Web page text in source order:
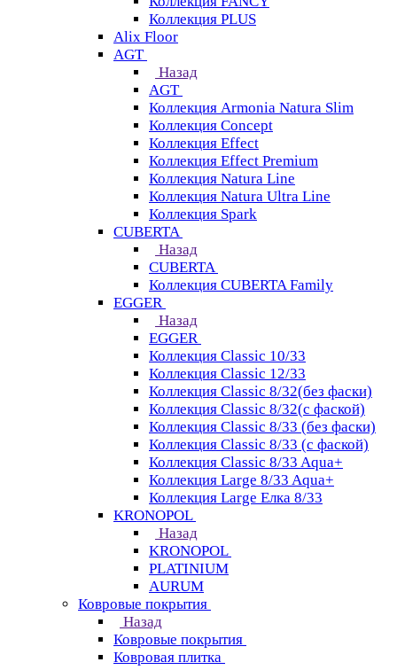
Коллекция PLUS
Alix Floor
AGT
Назад
AGT
Коллекция Armonia Natura Slim
Коллекция Concept
Коллекция Effect
Коллекция Effect Premium
Коллекция Natura Line
Коллекция Natura Ultra Line
Коллекция Spark
CUBERTA
Назад
CUBERTA
Коллекция CUBERTA Family
EGGER
Назад
EGGER
Коллекция Classic 10/33
Коллекция Classic 12/33
Коллекция Classic 8/32(без фаски)
Коллекция Classic 8/32(с фаской)
Коллекция Classic 8/33 (без фаски)
Коллекция Classic 8/33 (с фаской)
Коллекция Classic 8/33 Aqua+
Коллекция Large 8/33 Aqua+
Коллекция Large Елка 8/33
KRONOPOL
Назад
KRONOPOL
PLATINIUM
AURUM
Ковровые покрытия
Назад
Ковровые покрытия
Ковровая плитка